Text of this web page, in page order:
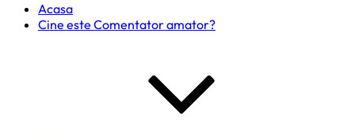
Acasa
Cine este Comentator amator?